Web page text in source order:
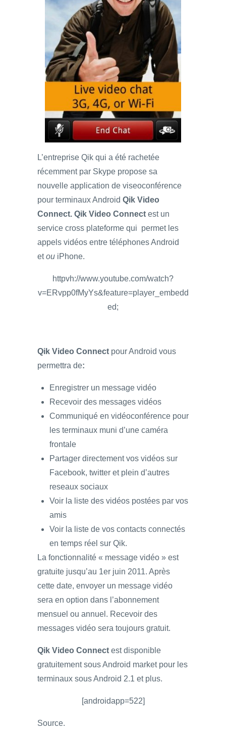
L’entreprise Qik qui a été rachetée
récemment par Skype propose sa
nouvelle application de viseoconférence
pour terminaux Android Qik Video
Connect. Qik Video Connect est un
service cross plateforme qui permet les
appels vidéos entre téléphones Android
etou iPhone.
httpvh://www.youtube.com/watch?
v=ERvpp0fMyYs&feature=player_embedd
ed;
Qik Video Connect pour Android vous
permettra de:
Enregistrer un message vidéo
Recevoir des messages vidéos
Communiqué en vidéoconférence pour
les terminaux muni d’une caméra
frontale
Partager directement vos vidéos sur
Facebook, twitter et plein d’autres
reseaux sociaux
Voir la liste des vidéos postées par vos
amis
Voir la liste de vos contacts connectés
en temps réel sur Qik.
La fonctionnalité « message vidéo » est
gratuite jusqu’au 1er juin 2011. Après
cette date, envoyer un message vidéo
sera en option dans l’abonnement
mensuel ou annuel. Recevoir des
messages vidéo sera toujours gratuit.
Qik Video Connect est disponible
gratuitement sous Android market pour les
terminaux sous Android 2.1 et plus.
[androidapp=522]
Source.